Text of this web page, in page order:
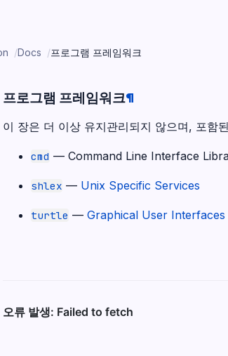
Docs 프로그램 프레임워크
프로그램 프레임워크¶
이 장은 더 이상 유지관리되지 않으며, 포함
cmd — Command Line Interface
shlex — Unix Specific Services
turtle — Graphical User